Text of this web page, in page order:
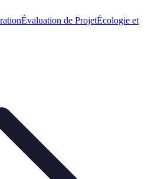
Évaluation de ProjetÉcologie et